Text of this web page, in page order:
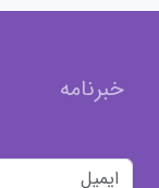
خبرنامه